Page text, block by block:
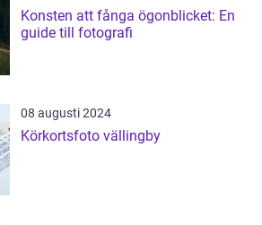
Konsten att fånga ögonblicket: En
guide till fotografi
08 augusti 2024
Körkortsfoto vällingby